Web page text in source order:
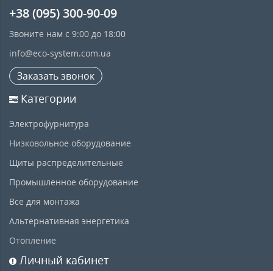
+38 (095) 300-90-09
Звоните нам с 9:00 до 18:00
info@eco-system.com.ua
Заказать звонок
Категории
Электрофурнитура
Низковольное оборудование
Щиты распределительные
Промышленное оборудование
Все для монтажа
Альтернативная энергетика
Отопление
Личный кабинет